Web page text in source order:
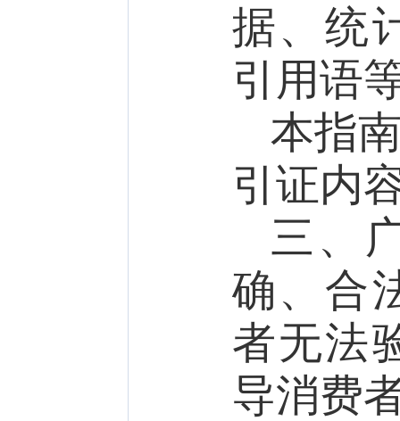
据、统
引用语
本指
引证内
三、
确 、合
者无法
导消费